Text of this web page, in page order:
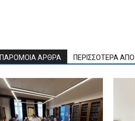
ΠΑΡΟΜΟΙΑ ΑΡΘΡΑ ΠΕΡΙΣΣΟΤΕΡΑ